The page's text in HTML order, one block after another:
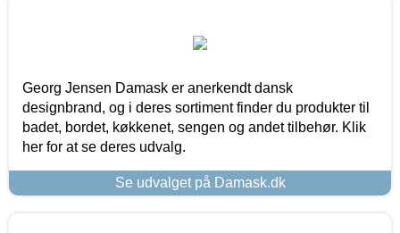
Georg Jensen Damask er anerkendt dansk
designbrand, og i deres sortiment finder du produkter til
badet, bordet, køkkenet, sengen og andet tilbehør. Klik
her for at se deres udvalg.
Se udvalget på Damask.dk